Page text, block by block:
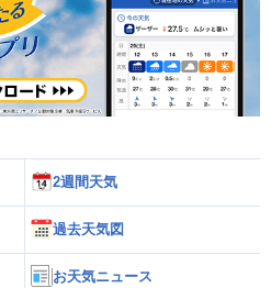
2週間天気
過去天気図
お天気ニュース